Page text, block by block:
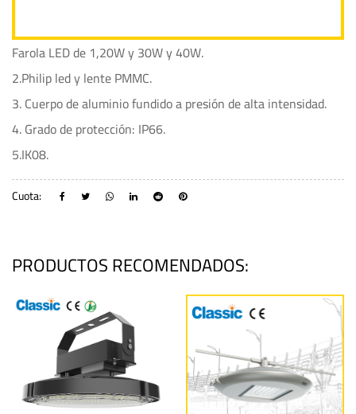
Farola LED de 1,20W y 30W y 40W.
2.Philip led y lente PMMC.
3. Cuerpo de aluminio fundido a presión de alta intensidad.
4. Grado de protección: IP66.
5.IK08.
Cuota:
PRODUCTOS RECOMENDADOS: